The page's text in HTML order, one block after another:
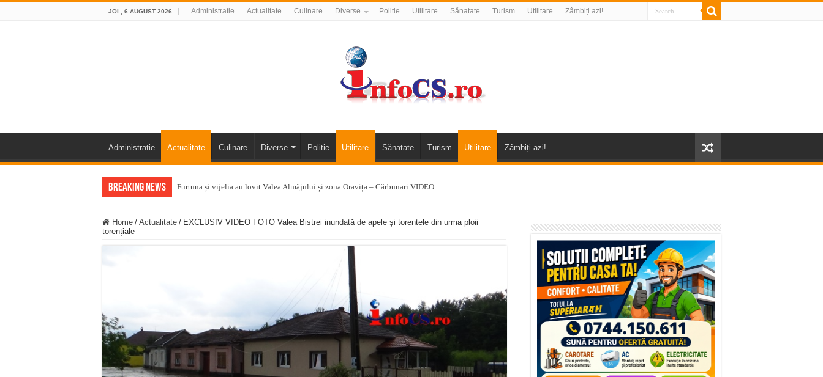
JOI , 6 AUGUST 2026 Administratie Actualitate Culinare Diverse Politie Utilitare Sănatate Turism Utilitare Zâmbiți azi!
Administratie Actualitate Culinare Diverse Politie Utilitare Sănatate Turism Utilitare Zâmbiți azi!
Breaking News Furtuna și vijelia au lovit Valea Almăjului și zona Oravița – Cărbunari VIDEO
ANUNŢ OPRIRE ANUNŢ OPRIRE APĂ în ORAVIȚA – 05.08.2026 – avarie
Anunț important – Închidere temporară Podul de Piatră din Herculane
Ștrandul Termal Ring din Oravița – locul unde natura a ascuns un izvor de sănătate VIDEO
Miresme de lavandă, mentă și flori de vară și râsete de copii la Carașova VIDEO
ANUNȚ OPRIRE APĂ în Reșița – avarie – 04.08.2026 – str. Văliugului și Plastomet
ANUNŢ OPRIRE APĂ în CARANSEBEȘ – 04.08.2026 – avarie – Calea Severinului
ANUNŢ OPRIRE APĂ în CARANSEBEȘ avarie
ANUNȚ OPRIRE APĂ în Reșița, cartier Țerova – avarie – 04.08.2026
Home / Actualitate / EXCLUSIV VIDEO FOTO Valea Bistrei inundată de apele și torentele din urma ploii
torențiale